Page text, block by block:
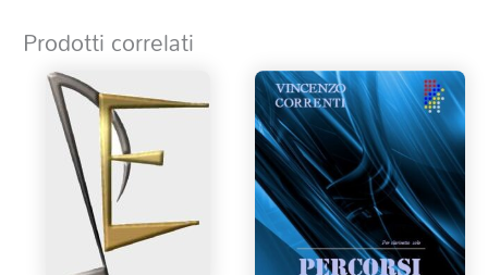
Prodotti correlati